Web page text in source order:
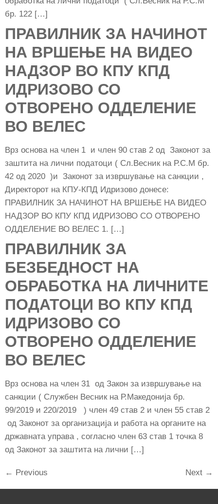
бр. 122 […]
ПРАВИЛНИК ЗА НАЧИНОТ
НА ВРШЕЊЕ НА ВИДЕО
НАДЗОР ВО КПУ КПД
ИДРИЗОВО СО
ОТВОРЕНО ОДДЕЛЕНИЕ
ВО ВЕЛЕС
Врз основа на член 1 и член 90 став 2 од Законот за
заштита на лични податоци ( Сл.Весник на Р.С.М бр.
42 од 2020 )и Законот за извршување на санкции ,
Директорот на КПУ-КПД Идризово донесе:
ПРАВИЛНИК ЗА НАЧИНОТ НА ВРШЕЊЕ НА ВИДЕО
НАДЗОР ВО КПУ КПД ИДРИЗОВО СО ОТВОРЕНО
ОДДЕЛЕНИЕ ВО ВЕЛЕС 1. […]
ПРАВИЛНИК ЗА
БЕЗБЕДНОСТ НА
ОБРАБОТКА НА ЛИЧНИТЕ
ПОДАТОЦИ ВО КПУ КПД
ИДРИЗОВО СО
ОТВОРЕНО ОДДЕЛЕНИЕ
ВО ВЕЛЕС
Врз основа на член 31 од Закон за извршување на
санкции ( Службен Весник на Р.Македонија бр.
99/2019 и 220/2019 ) член 49 став 2 и член 55 став 2
од Законот за организација и работа на органите на
државната управа , согласно член 63 став 1 точка 8
од Законот за заштита на лични […]
← Previous Next →